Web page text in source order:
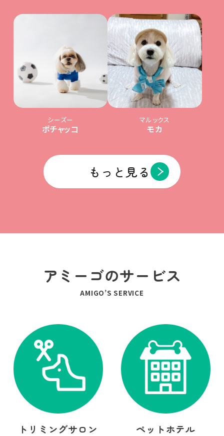
シーズー
ポチャッコ
マルックス
モカ
もっと見る
アミーゴのサービス
AMIGO’S SERVICE
トリミングサロン ペットホテル